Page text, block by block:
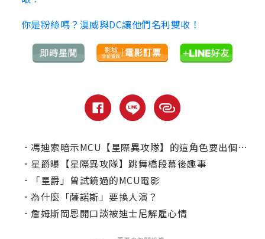
你是粉絲嗎？漫威與DC讓他們名利雙收！
． 馮迪索暗示MCU【星際異攻隊】的這角色要出個人電影了？
． 星爵曝【星際異攻隊】跳舞橋段幕後趣事
．
「星爵」曾試鏡過的MCU電影
． 為什麼「薩諾斯」要換人演？
． 詹姆斯岡恩開口談被迪士尼解雇心情